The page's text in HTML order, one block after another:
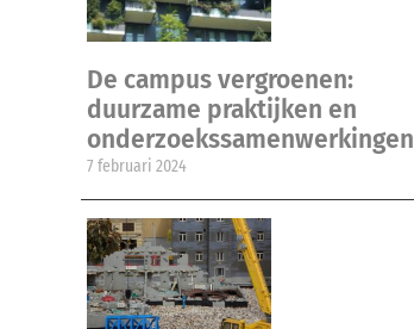
De campus vergroenen:
duurzame praktijken en
onderzoekssamenwerkingen
7 februari 2024